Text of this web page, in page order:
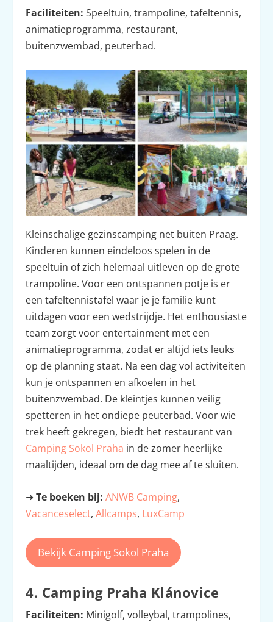
Faciliteiten: Speeltuin, trampoline, tafeltennis,
animatieprogramma, restaurant,
buitenzwembad, peuterbad.
Kleinschalige gezinscamping net buiten Praag.
Kinderen kunnen eindeloos spelen in de
speeltuin of zich helemaal uitleven op de grote
trampoline. Voor een ontspannen potje is er
een tafeltennistafel waar je je familie kunt
uitdagen voor een wedstrijdje. Het enthousiaste
team zorgt voor entertainment met een
animatieprogramma, zodat er altijd iets leuks
op de planning staat. Na een dag vol activiteiten
kun je ontspannen en afkoelen in het
buitenzwembad. De kleintjes kunnen veilig
spetteren in het ondiepe peuterbad. Voor wie
trek heeft gekregen, biedt het restaurant van
Camping Sokol Praha in de zomer heerlijke
maaltijden, ideaal om de dag mee af te sluiten.
➜ Te boeken bij: ANWB Camping,
Vacanceselect,Allcamps, LuxCamp
Bekijk Camping Sokol Praha
4. Camping Praha Klánovice
Faciliteiten: Minigolf, volleybal, trampolines,